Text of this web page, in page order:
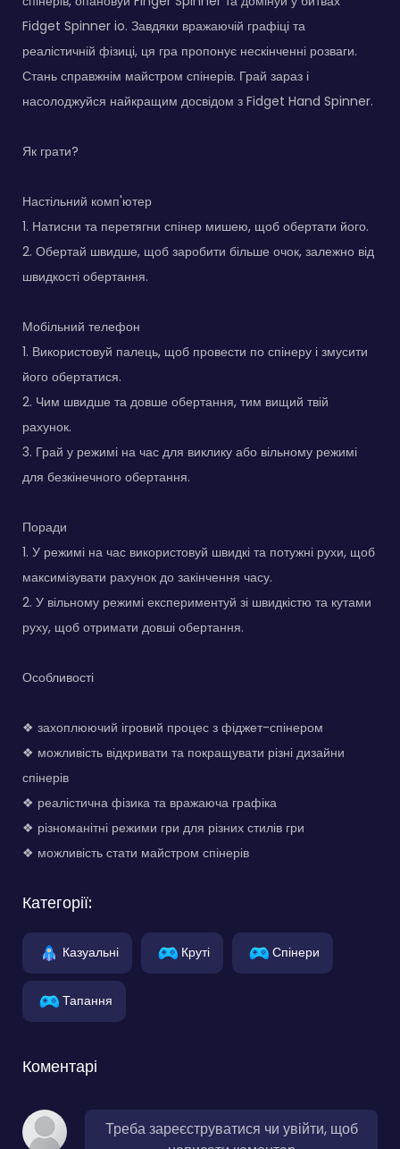
Fidget Spinner io. Завдяки вражаючій графіці та
реалістичній фізиці, ця гра пропонує нескінченні розваги.
Стань справжнім майстром спінерів. Грай зараз і
насолоджуйся найкращим досвідом з Fidget Hand Spinner.
Як грати?
Настільний комп'ютер
1. Натисни та перетягни спінер мишею, щоб обертати його.
2. Обертай швидше, щоб заробити більше очок, залежно від
швидкості обертання.
Мобільний телефон
1. Використовуй палець, щоб провести по спінеру і змусити
його обертатися.
2. Чим швидше та довше обертання, тим вищий твій
рахунок.
3. Грай у режимі на час для виклику або вільному режимі
для безкінечного обертання.
Поради
1. У режимі на час використовуй швидкі та потужні рухи, щоб
максимізувати рахунок до закінчення часу.
2. У вільному режимі експериментуй зі швидкістю та кутами
руху, щоб отримати довші обертання.
Особливості
❖ захоплюючий ігровий процес з фіджет-спінером
❖ можливість відкривати та покращувати різні дизайни
спінерів
❖ реалістична фізика та вражаюча графіка
❖ різноманітні режими гри для різних стилів гри
❖ можливість стати майстром спінерів
Категорії:
Казуальні Круті Спінери
Тапання
Коментарі
Треба зареєструватися чи увійти, щоб